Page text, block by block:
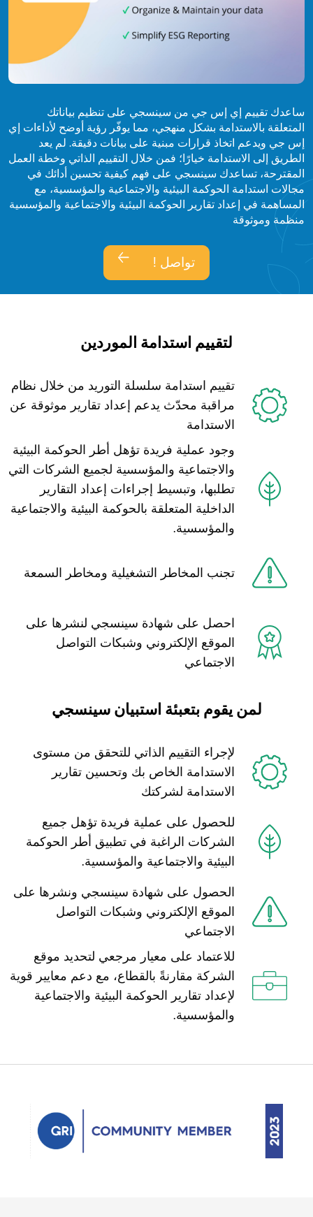
ساعدك تقييم إي إس جي من سينسجي على تنظيم بياناتك
المتعلقة بالاستدامة بشكل منهجي، مما يوفّر رؤية أوضح لأداءات إي
إس جي ويدعم اتخاذ قرارات مبنية على بيانات دقيقة. لم يعد
الطريق إلى الاستدامة خيارًا؛ فمن خلال التقييم الذاتي وخطة العمل
المقترحة، تساعدك سينسجي على فهم كيفية تحسين أدائك في
مجالات استدامة الحوكمة البيئية والاجتماعية والمؤسسية، مع
المساهمة في إعداد تقارير الحوكمة البيئية والاجتماعية والمؤسسية
منظمة وموثوقة
تواصل !
لتقييم استدامة الموردين
تقييم استدامة سلسلة التوريد من خلال نظام
مراقبة محدّث يدعم إعداد تقارير موثوقة عن
الاستدامة
وجود عملية فريدة تؤهل أطر الحوكمة البيئية
والاجتماعية والمؤسسية لجميع الشركات التي
تطلبها، وتبسيط إجراءات إعداد التقارير
الداخلية المتعلقة بالحوكمة البيئية والاجتماعية
والمؤسسية.
تجنب المخاطر التشغيلية ومخاطر السمعة
احصل على شهادة سينسجي لنشرها على
الموقع الإلكتروني وشبكات التواصل
الاجتماعي
لمن يقوم بتعبئة استبيان سينسجي
لإجراء التقييم الذاتي للتحقق من مستوى
الاستدامة الخاص بك وتحسين تقارير
الاستدامة لشركتك
للحصول على عملية فريدة تؤهل جميع
الشركات الراغبة في تطبيق أطر الحوكمة
البيئية والاجتماعية والمؤسسية.
الحصول على شهادة سينسجي ونشرها على
الموقع الإلكتروني وشبكات التواصل
الاجتماعي
للاعتماد على معيار مرجعي لتحديد موقع
الشركة مقارنةً بالقطاع، مع دعم معايير قوية
لإعداد تقارير الحوكمة البيئية والاجتماعية
والمؤسسية.